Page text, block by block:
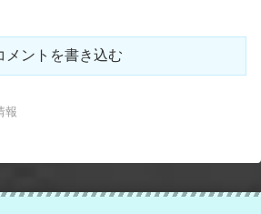
メントを書き込む
報